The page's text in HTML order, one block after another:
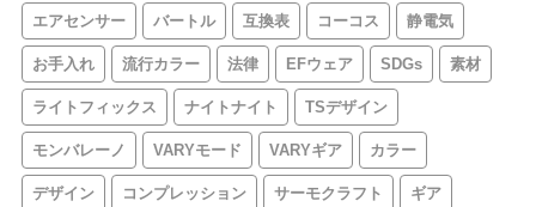
エアセンサー バートル 互換表 コーコス 静電気
お手入れ 流行カラー 法律 EFウェア SDGs 素材
ライトフィックス ナイトナイト TSデザイン
モンバレーノ VARYモード VARYギア カラー
デザイン コンプレッション サーモクラフト ギア